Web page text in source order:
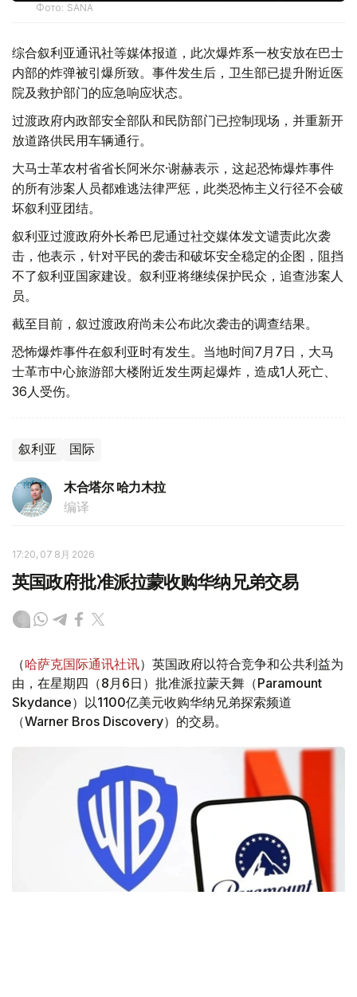
Фото: SANA
综合叙利亚通讯社等媒体报道，此次爆炸系一枚安放在巴士
内部的炸弹被引爆所致。事件发生后，卫生部已提升附近医
院及救护部门的应急响应状态。
过渡政府内政部安全部队和民防部门已控制现场，并重新开
放道路供民用车辆通行。
大马士革农村省省长阿米尔·谢赫表示，这起恐怖爆炸事件
的所有涉案人员都难逃法律严惩，此类恐怖主义行径不会破
坏叙利亚团结。
叙利亚过渡政府外长希巴尼通过社交媒体发文谴责此次袭
击，他表示，针对平民的袭击和破坏安全稳定的企图，阻挡
不了叙利亚国家建设。叙利亚将继续保护民众，追查涉案人
员。
截至目前，叙过渡政府尚未公布此次袭击的调查结果。
恐怖爆炸事件在叙利亚时有发生。当地时间7月7日，大马
士革市中心旅游部大楼附近发生两起爆炸，造成1人死亡、
36人受伤。
叙利亚 国际
木合塔尔 哈力木拉
编译
17:20, 07 8月 2026
英国政府批准派拉蒙收购华纳兄弟交易
（哈萨克国际通讯社讯）英国政府以符合竞争和公共利益为
由，在星期四（8月6日）批准派拉蒙天舞（Paramount
Skydance）以1100亿美元收购华纳兄弟探索频道
（Warner Bros Discovery）的交易。